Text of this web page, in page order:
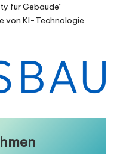
für Gebäude“
von KI-Technologie